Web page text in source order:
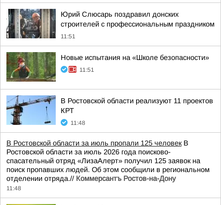
Юрий Слюсарь поздравил донских
строителей с профессиональным праздником
11:51
Новые испытания на «Школе безопасности»
11:51
В Ростовской области реализуют 11 проектов
КРТ
11:48
В Ростовской области за июль пропали 125 человекВ
Ростовской области за июль 2026 года поисково-
спасательный отряд «ЛизаАлерт» получил 125 заявок на
поиск пропавших людей. Об этом сообщили в региональном
отделении отряда.// Коммерсантъ Ростов-на-Дону
11:48